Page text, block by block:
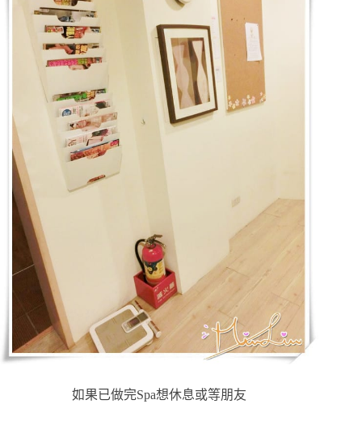
如果已做完Spa想休息或等朋友